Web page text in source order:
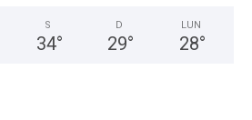
S
34°
D
29°
LUN
28°